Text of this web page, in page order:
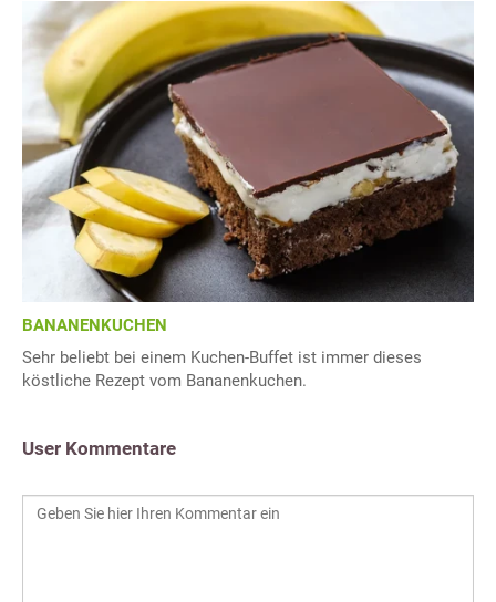
BANANENKUCHEN
Sehr beliebt bei einem Kuchen-Buffet ist immer dieses
köstliche Rezept vom Bananenkuchen.
User Kommentare